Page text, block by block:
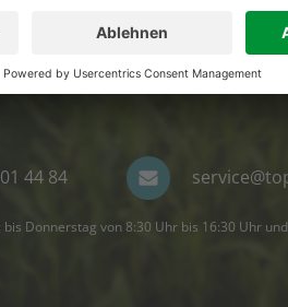
top farmplan oder benötigst
uns an. Wir helfen Dir gerne
44 84
Donnerstag von 8:30 Uhr bis 16:30 Uhr